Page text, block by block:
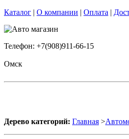
Каталог | О компании | Оплата |
Телефон: +7(908)911-66-15
Омск
Дерево категорий: Главная >